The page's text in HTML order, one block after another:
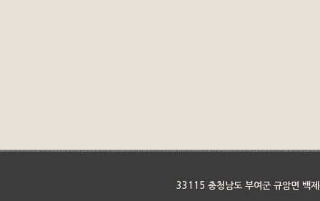
33115 충청남도 부여군 규암면 백